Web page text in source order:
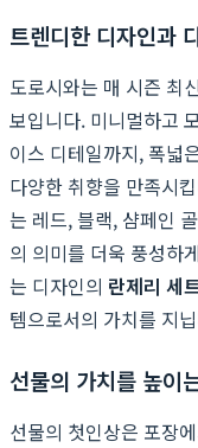
트렌디한 디자인과
도로시와는 매 시즌 최
보입니다. 미니멀하고
이스 디테일까지, 폭넓
다양한 취향을 만족시
는 레드, 블랙, 샴페인
의 의미를 더욱 풍성하
는 디자인의 란제리 세
템으로서의 가치를 지
선물의 가치를 높이
선물의 첫인상은 포장